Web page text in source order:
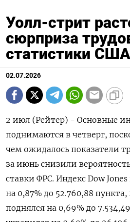
Уолл-стрит
сюрприза
статистики США
02.07.2026
2 июл (Рейтер) - Основные
поднимаются в четверг,
‌чем ожидалось показатели
за июнь снизили
ставки ФРС. Индекс Dow
на 0,87% ‌до 52.760,‌88 пункта,
поднялся ​на 0,69% до